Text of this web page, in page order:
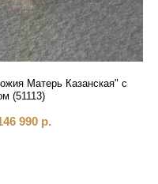
Матерь Казанская" с
(51113)
990 р.